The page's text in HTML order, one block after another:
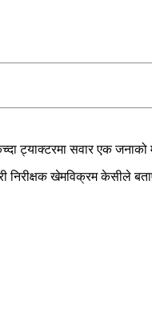
ट्याक्टरमा सवार एक जनाको
निरीक्षक खेमविक्रम केसीले